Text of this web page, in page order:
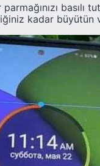
basılı
kadar büyütün